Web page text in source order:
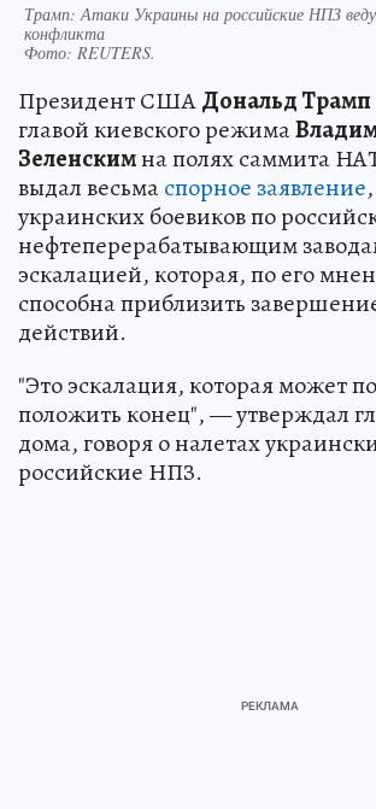
Трамп: Атаки Украины на российские НПЗ
конфликта
Фото: REUTERS.
Президент СШАДональд Трамп
главой киевского режима
Зеленскимна полях саммита
выдал весьмаспорное заявление
украинских боевиков по
нефтеперерабатывающим
эскалацией, которая, по его
способна приблизить
действий.
"Это эскалация, которая может
положить конец", — утверждал
дома, говоря о налетах
российские НПЗ.